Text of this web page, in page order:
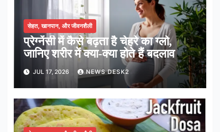
सेहत, खानपान, और जीवनशैली
प्रेग्नेंसी में कैसे बढ़ता है चेहरे का ग्लो,
जानिए शरीर में क्या-क्या होते हैं बदलाव
JUL 17, 2026 NEWS DESK2